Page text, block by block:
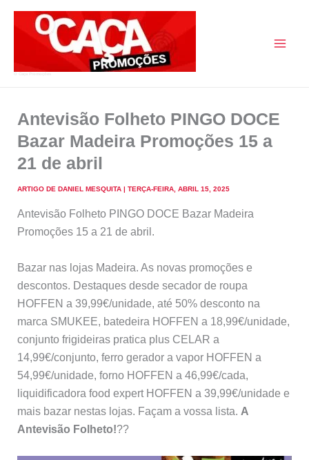
Antevisão Folheto PINGO DOCE
Bazar Madeira Promoções 15 a
21 de abril
ARTIGO DE DANIEL MESQUITA | TERÇA-FEIRA, ABRIL 15, 2025
Antevisão Folheto PINGO DOCE Bazar Madeira
Promoções 15 a 21 de abril.
Bazar nas lojas Madeira. As novas promoções e
descontos. Destaques desde secador de roupa
HOFFEN a 39,99€/unidade, até 50% desconto na
marca SMUKEE, batedeira HOFFEN a 18,99€/unidade,
conjunto frigideiras pratica plus CELAR a
14,99€/conjunto, ferro gerador a vapor HOFFEN a
54,99€/unidade, forno HOFFEN a 46,99€/cada,
liquidificadora food expert HOFFEN a 39,99€/unidade e
mais bazar nestas lojas. Façam a vossa lista. A
Antevisão Folheto!??